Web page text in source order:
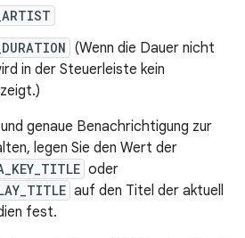
(Wenn die Dauer nicht
in der Steuerleiste kein
genaue Benachrichtigung zur
legen Sie den Wert der
oder
auf den Titel der aktuell
fest.